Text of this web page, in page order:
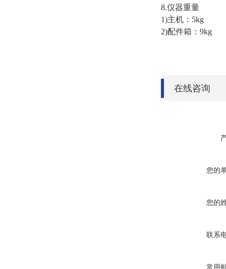
8.仪器重量
1)主机：5kg
2)配件箱：9kg
在线咨询
您的
您的
联系
常用